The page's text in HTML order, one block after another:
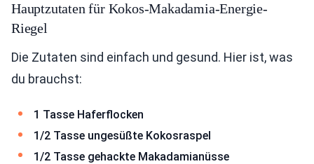
Hauptzutaten für Kokos-Makadamia-Energie-
Riegel
Die Zutaten sind einfach und gesund. Hier ist, was
du brauchst:
1 Tasse Haferflocken
1/2 Tasse ungesüßte Kokosraspel
1/2 Tasse gehackte Makadamianüsse